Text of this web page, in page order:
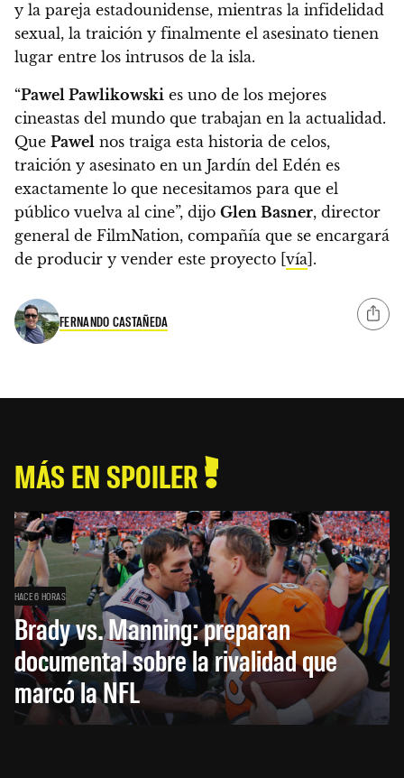
y la pareja estadounidense, mientras la infidelidad
sexual, la traición y finalmente el asesinato tienen
lugar entre los intrusos de la isla.
“Pawel Pawlikowski es uno de los mejores
cineastas del mundo que trabajan en la actualidad.
Que Pawel nos traiga esta historia de celos,
traición y asesinato en un Jardín del Edén es
exactamente lo que necesitamos para que el
público vuelva al cine”, dijo Glen Basner, director
general de FilmNation, compañía que se encargará
de producir y vender este proyecto [ vía ].
FERNANDO CASTAÑEDA
MÁS EN SPOILER
HACE 6 HORAS
Brady vs. Manning: preparan
documental sobre la rivalidad que
marcó la NFL